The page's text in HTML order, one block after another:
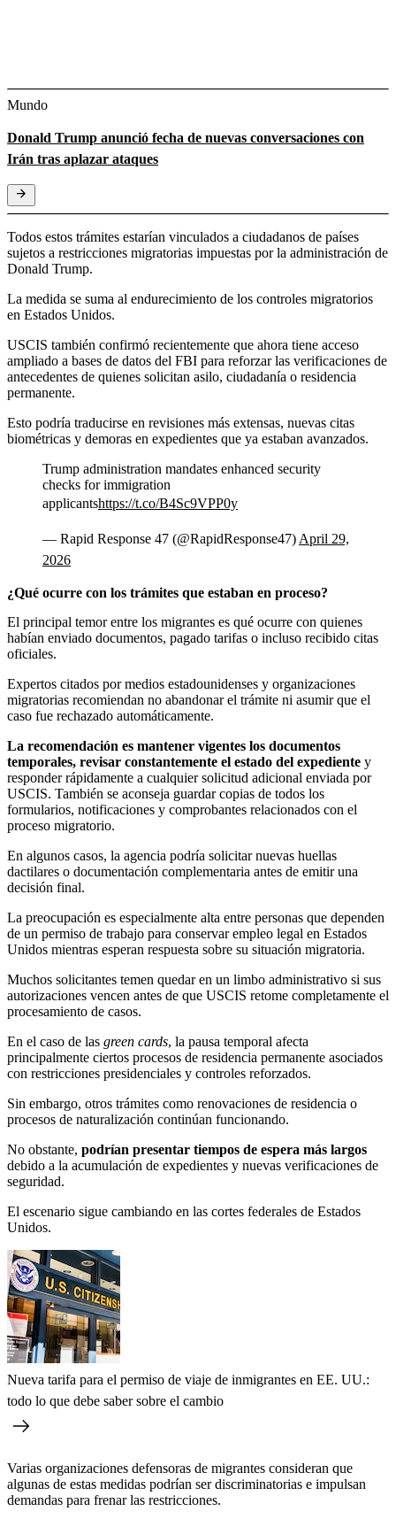
Mundo
Donald Trump anunció fecha de nuevas conversaciones con
Irán tras aplazar ataques
Todos estos trámites estarían vinculados a ciudadanos de países
sujetos a restricciones migratorias impuestas por la administración de
Donald Trump.
La medida se suma al endurecimiento de los controles migratorios
en Estados Unidos.
USCIS también confirmó recientemente que ahora tiene acceso
ampliado a bases de datos del FBI para reforzar las verificaciones de
antecedentes de quienes solicitan asilo, ciudadanía o residencia
permanente.
Esto podría traducirse en revisiones más extensas, nuevas citas
biométricas y demoras en expedientes que ya estaban avanzados.
Trump administration mandates enhanced security
checks for immigration
applicantshttps://t.co/B4Sc9VPP0y
— Rapid Response 47 (@RapidResponse47) April 29,
2026
¿Qué ocurre con los trámites que estaban en proceso?
El principal temor entre los migrantes es qué ocurre con quienes
habían enviado documentos, pagado tarifas o incluso recibido citas
oficiales.
Expertos citados por medios estadounidenses y organizaciones
migratorias recomiendan no abandonar el trámite ni asumir que el
caso fue rechazado automáticamente.
La recomendación es mantener vigentes los documentos
temporales, revisar constantemente el estado del expediente y
responder rápidamente a cualquier solicitud adicional enviada por
USCIS. También se aconseja guardar copias de todos los
formularios, notificaciones y comprobantes relacionados con el
proceso migratorio.
En algunos casos, la agencia podría solicitar nuevas huellas
dactilares o documentación complementaria antes de emitir una
decisión final.
La preocupación es especialmente alta entre personas que dependen
de un permiso de trabajo para conservar empleo legal en Estados
Unidos mientras esperan respuesta sobre su situación migratoria.
Muchos solicitantes temen quedar en un limbo administrativo si sus
autorizaciones vencen antes de que USCIS retome completamente el
procesamiento de casos.
En el caso de las green cards, la pausa temporal afecta
principalmente ciertos procesos de residencia permanente asociados
con restricciones presidenciales y controles reforzados.
Sin embargo, otros trámites como renovaciones de residencia o
procesos de naturalización continúan funcionando.
No obstante, podrían presentar tiempos de espera más largos
debido a la acumulación de expedientes y nuevas verificaciones de
seguridad.
El escenario sigue cambiando en las cortes federales de Estados
Unidos.
Nueva tarifa para el permiso de viaje de inmigrantes en EE. UU.:
todo lo que debe saber sobre el cambio
Varias organizaciones defensoras de migrantes consideran que
algunas de estas medidas podrían ser discriminatorias e impulsan
demandas para frenar las restricciones.